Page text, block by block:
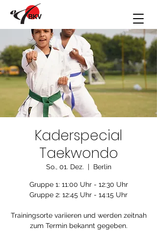
Kaderspecial
Taekwondo
So., 01. Dez.
  |
Berlin
Gruppe 1: 11:00 Uhr - 12:30 Uhr
Gruppe 2: 12:45 Uhr - 14:15 Uhr
Trainingsorte variieren und werden zeitnah
zum Termin bekannt gegeben.